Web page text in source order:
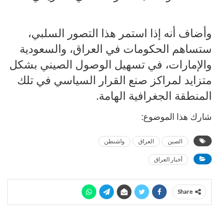
وأضاف أنه إذا استمر هذا التصور السلبي،
ستساهم الحكومات في العراق، والسعودية
والإمارات، في تسهيل الوصول الصيني بشكل
متزايد لمراكز صنع القرار السياسي في تلك
المنطقة الجغرافية الهامة.
شارك هذا الموضوع:
الصين العراق واشنطن
أخبار العراق
Share